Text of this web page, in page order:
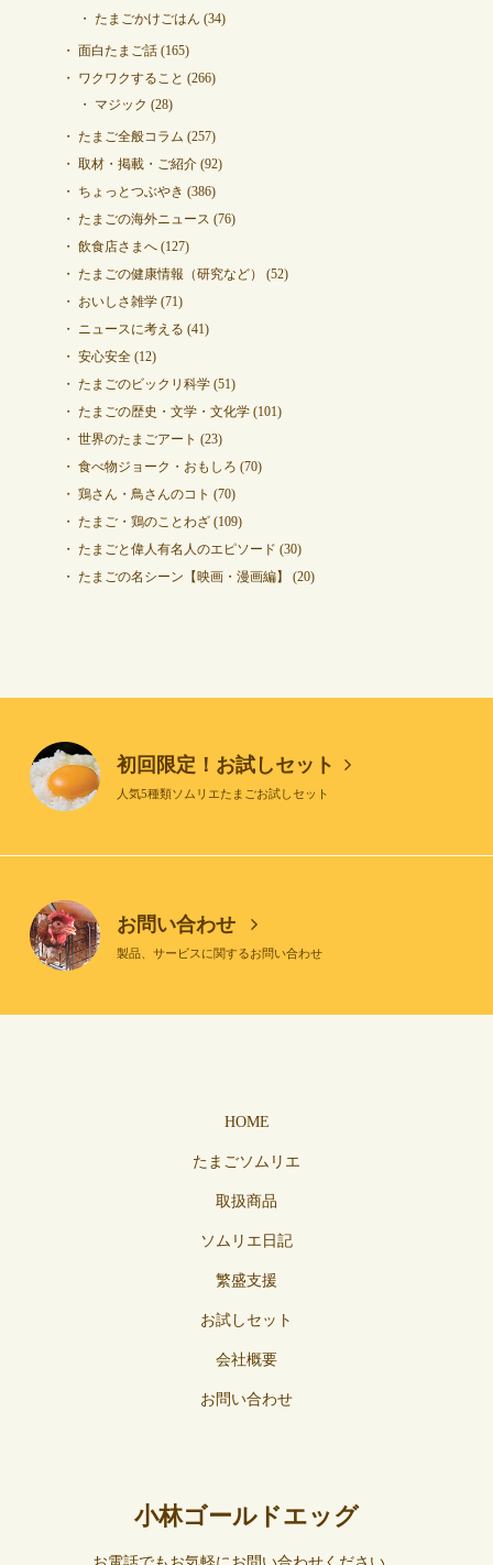
たまごかけごはん (34)
面白たまご話(165)
ワクワクすること (266)
マジック (28)
たまご全般コラム (257)
取材・掲載・ご紹介(92)
ちょっとつぶやき (386)
たまごの海外ニュース (76)
飲食店さまへ(127)
たまごの健康情報（研究など）
(52)
おいしさ雑学(71)
ニュースに考える (41)
安心安全(12)
たまごのビックリ科学(51)
たまごの歴史・文学・文化学(101)
世界のたまごアート (23)
食べ物ジョーク・おもしろ (70)
鶏さん・鳥さんのコト (70)
たまご・鶏のことわざ(109)
たまごと偉人有名人のエピソード (30)
たまごの名シーン【映画・漫画編】
(20)
初回限定！お試しセット
人気5種類ソムリエたまごお試しセット
お問い合わせ
製品、サービスに関するお問い合わせ
HOME
たまごソムリエ
取扱商品
ソムリエ日記
繁盛支援
お試しセット
会社概要
お問い合わせ
小林ゴールドエッグ